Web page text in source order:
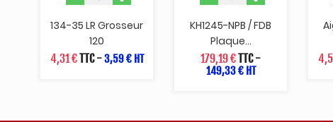
134-35 LR Grosseur
120
4,31 €TTC-3,59 € HT
KH1245-NPB / FDB
Plaque...
179,19 €TTC-
149,33 € HT